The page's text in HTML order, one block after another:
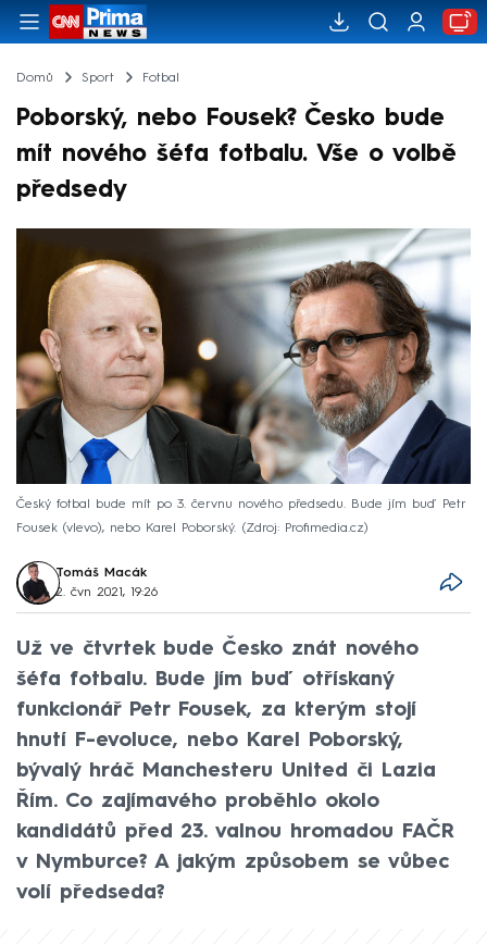
Domů Sport Fotbal
Poborský, nebo Fousek? Česko bude
mít nového šéfa fotbalu. Vše o volbě
předsedy
Český fotbal bude mít po 3. červnu nového předsedu. Bude jím buď Petr
Fousek (vlevo), nebo Karel Poborský.
Zdroj: Profimedia.cz
Tomáš Macák
2. čvn 2021, 19:26
Už ve čtvrtek bude Česko znát nového
šéfa fotbalu. Bude jím buď otřískaný
funkcionář Petr Fousek, za kterým stojí
hnutí F-evoluce, nebo Karel Poborský,
bývalý hráč Manchesteru United či Lazia
Řím. Co zajímavého proběhlo okolo
kandidátů před 23. valnou hromadou FAČR
v Nymburce? A jakým způsobem se vůbec
volí předseda?